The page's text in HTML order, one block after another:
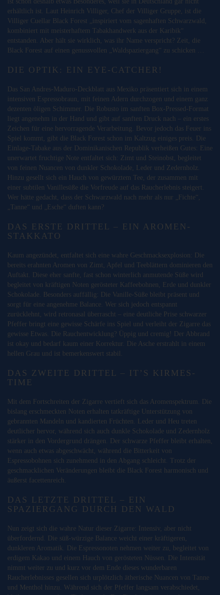
erhältlich ist. Laut Heinrich Villiger, Chef der Villiger Gruppe, ist die
Villiger Cuellar Black Forest „inspiriert vom sagenhaften Schwarzwald,
kombiniert mit meisterhaftem Tabakhandwerk aus der Karibik“
entstanden. Aber hält sie wirklich, was ihr Name verspricht? Zeit, die
Black Forest auf einen genussvollen „Waldspaziergang“ zu schicken …
DIE OPTIK: EIN EYE-CATCHER!
Das San Andres-Maduro-Deckblatt aus Mexiko präsentiert sich in einem
intensiven Espressobraun, mit feinen Adern durchzogen und einem ganz
dezenten öligen Schimmer. Die Robusto im sanften Box-Pressed-Format
liegt angenehm in der Hand und gibt auf sanften Druck nach – ein erstes
Zeichen für eine hervorragende Verarbeitung. Bevor jedoch das Feuer ins
Spiel kommt, gibt die Black Forest schon im Kaltzug einiges preis. Die
Einlage-Tabake aus der Dominikanischen Republik verheißen Gutes: Eine
unerwartet fruchtige Note entfaltet sich: Zimt und Steinobst, begleitet
von feinen Nuancen von dunkler Schokolade, Leder und Zedernholz.
Hinzu gesellt sich ein Hauch von gewürztem Tee, der zusammen mit
einer subtilen Vanillesüße die Vorfreude auf das Raucherlebnis steigert.
Wer hätte gedacht, dass der Schwarzwald nach mehr als nur „Fichte“,
„Tanne“ und „Esche“ duften kann?
DAS ERSTE DRITTEL – EIN AROMEN-
STAKKATO
Kaum angezündet, entfaltet sich eine wahre Geschmacksexplosion: Die
bereits erahnten Aromen von Zimt, Apfel und Teeblättern dominieren den
Auftakt. Diese eher sanfte, fast schon winterlich anmutende Süße wird
begleitet von kräftigen Noten gerösteter Kaffeebohnen, Erde und dunkler
Schokolade. Besonders auffällig: Die Vanille-Süße bleibt präsent und
sorgt für eine angenehme Balance. Wer sich jedoch entspannt
zurücklehnt, wird retronasal überrascht – eine deutliche Prise schwarzer
Pfeffer bringt eine gewisse Schärfe ins Spiel und verleiht der Zigarre das
gewisse Etwas. Die Rauchentwicklung? Üppig und cremig! Der Abbrand
ist okay und bedarf kaum einer Korrektur. Die Asche erstrahlt in einem
hellen Grau und ist bemerkenswert stabil.
DAS ZWEITE DRITTEL – IT’S KIRMES-
TIME
Mit dem Fortschreiten der Zigarre vertieft sich das Aromenspektrum. Die
bislang erschmeckten Noten erhalten tatkräftige Unterstützung von
gebrannten Mandeln und kandierten Früchten. Leder und Heu treten
deutlicher hervor, während sich auch dunkle Schokolade und Zedernholz
stärker in den Vordergrund drängen. Der schwarze Pfeffer bleibt erhalten,
wenn auch etwas abgeschwächt, während die Bitterkeit von
Espressobohnen sich zunehmend in den Abgang schleicht. Trotz der
geschmacklichen Veränderungen bleibt die Black Forest harmonisch und
äußerst facettenreich.
DAS LETZTE DRITTEL – EIN
SPAZIERGANG DURCH DEN WALD
Nun zeigt sich die wahre Natur dieser Zigarre: Intensiv, aber nicht
überfordernd. Die süß-würzige Balance weicht einer kräftigeren,
dunkleren Aromatik. Die Espressonoten nehmen weiter zu, begleitet von
erdigem Kakao und einem Hauch von gerösteten Nüssen. Die Intensität
nimmt weiter zu und kurz vor dem Ende dieses wunderbaren
Raucherlebnisses gesellen sich urplötzlich ätherische Nuancen von Tanne
und Menthol hinzu. Während sich der Pfeffer langsam verabschiedet,